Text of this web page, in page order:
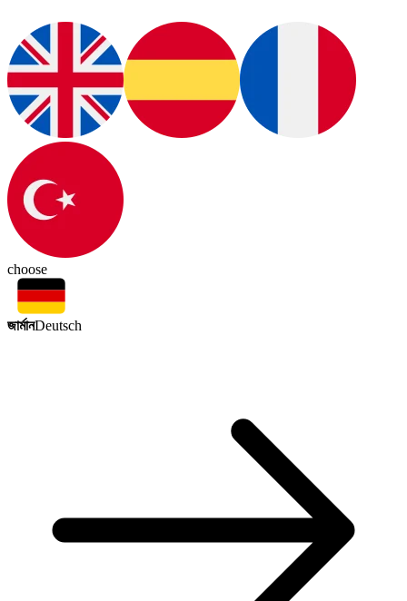
choose
জার্মানDeutsch